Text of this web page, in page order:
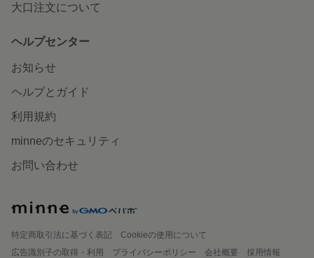
大口注文について
ヘルプセンター
お知らせ
ヘルプとガイド
利用規約
minneのセキュリティ
お問い合わせ
特定商取引法に基づく表記
Cookieの使用について
広告識別子の取得・利用
プライバシーポリシー 会社概要
採用情報